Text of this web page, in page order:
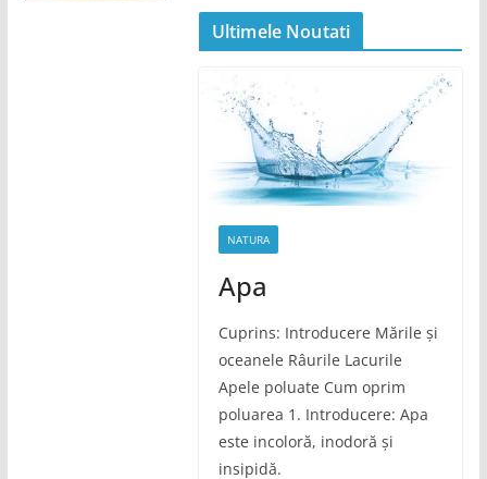
Ultimele Noutati
NATURA
Apa
Cuprins: Introducere Mările și
oceanele Râurile Lacurile
Apele poluate Cum oprim
poluarea 1. Introducere: Apa
este incoloră, inodoră și
insipidă.